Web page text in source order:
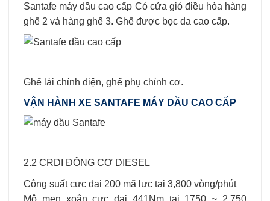
Santafe máy dầu cao cấp Có cửa gió điều hòa hàng
ghế 2 và hàng ghế 3. Ghế được bọc da cao cấp.
Ghế lái chỉnh điện, ghế phụ chỉnh cơ.
VẬN HÀNH XE SANTAFE MÁY DẦU CAO CẤP
2.2 CRDI ĐỘNG CƠ DIESEL
Công suất cực đại 200 mã lực tại 3,800 vòng/phút
Mô men xoắn cực đại 441Nm tại 1750 ~ 2,750